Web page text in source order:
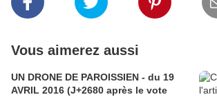
Vous aimerez aussi
UN DRONE DE PAROISSIEN - du 19
AVRIL 2016 (J+2680 après le vote